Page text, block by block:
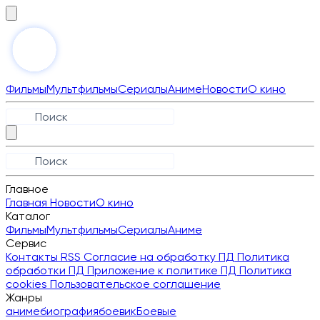
ФильмыМультфильмыСериалыАнимеНовостиО кино
Главное
Главная НовостиО кино
Каталог
ФильмыМультфильмыСериалыАниме
Сервис
Контакты RSS Согласие на обработку ПД Политика
обработки ПД Приложение к политике ПД Политика
cookies Пользовательское соглашение
Жанры
анимебиографиябоевикБоевые